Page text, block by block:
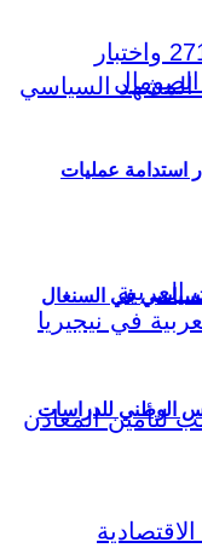
في السنغال
القرار 2719 واختبار استدامة عمليات
الوطني للدراسات